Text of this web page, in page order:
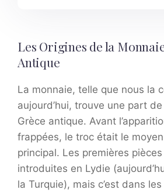
Les Origines de la
Antique
La monnaie, telle que nous la
aujourd’hui, trouve une part
Grèce antique. Avant
frappées, le troc était le moyen
principal. Les premières
introduites en Lydie
la Turquie), mais c’est dans